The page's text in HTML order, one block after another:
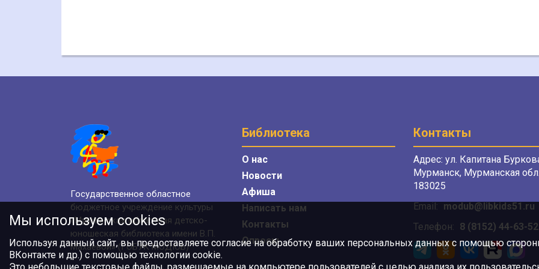
Государственное областное
бюджетное учреждение культуры
«Мурманская областная детско-
юношеская библиотека имени В.П.
Махаевой» (ГОБУК МОДЮБ)
Библиотека
О нас
Новости
Афиша
Написать нам
Контакты
Опросы
Контакты
Адрес: ул. Капитана
Мурманск, Мурманская
183025
Email: modub@libkids51.ru
Телефон: 8 (8152) 44-63-52
Мы используем cookies
Используя данный сайт, вы предоставляете согласие на обработку ваших персональных данных с помощью
ВКонтакте и др.) с помощью технологии cookie.